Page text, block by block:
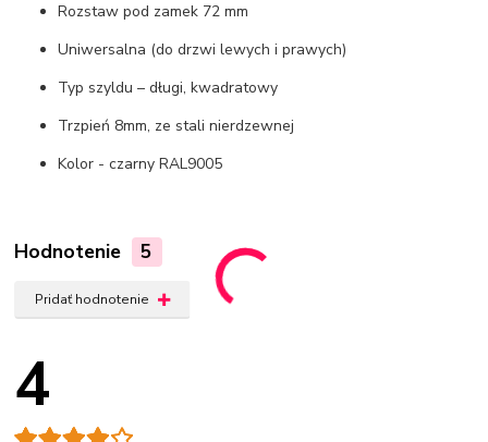
Rozstaw pod zamek 72 mm
Uniwersalna (do drzwi lewych i prawych)
Typ szyldu – długi, kwadratowy
Trzpień 8mm, ze stali nierdzewnej
Kolor - czarny RAL9005
Hodnotenie 5
Pridať hodnotenie
4